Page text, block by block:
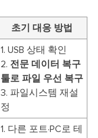
초기 대응 방법
1. USB 상태 확인
2. 전문 데이터 복구
툴로 파일 우선 복구
3. 파일시스템 재설
정
1. 다른 포트·PC로 테